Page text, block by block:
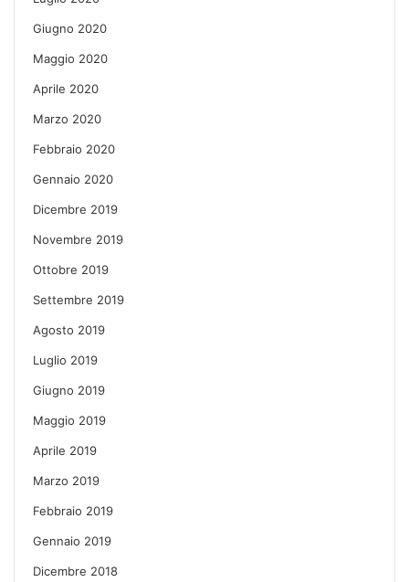
Giugno 2020
Maggio 2020
Aprile 2020
Marzo 2020
Febbraio 2020
Gennaio 2020
Dicembre 2019
Novembre 2019
Ottobre 2019
Settembre 2019
Agosto 2019
Luglio 2019
Giugno 2019
Maggio 2019
Aprile 2019
Marzo 2019
Febbraio 2019
Gennaio 2019
Dicembre 2018